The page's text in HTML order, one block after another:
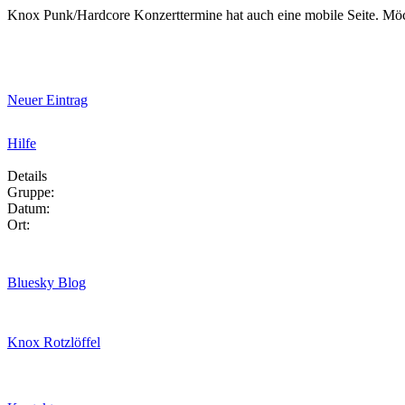
Knox Punk/Hardcore Konzerttermine hat auch eine mobile Seite.
Neuer Eintrag
Hilfe
Details
Gruppe:
Datum:
Ort:
Bluesky Blog
Knox Rotzlöffel